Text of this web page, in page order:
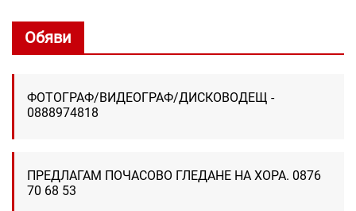
Обяви
ФОТОГРАФ/ВИДЕОГРАФ/ДИСКОВОДЕЩ -
0888974818
ПРЕДЛАГАМ ПОЧАСОВО ГЛЕДАНЕ НА ХОРА. 0876
70 68 53